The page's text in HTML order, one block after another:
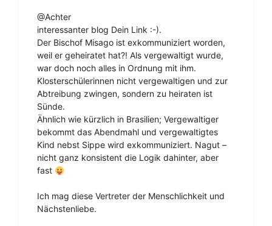
@Achter
interessanter blog Dein Link :-).
Der Bischof Misago ist exkommuniziert worden,
weil er geheiratet hat?! Als vergewaltigt wurde,
war doch noch alles in Ordnung mit ihm.
Klosterschülerinnen nicht vergewaltigen und zur
Abtreibung zwingen, sondern zu heiraten ist
Sünde.
Ähnlich wie kürzlich in Brasilien; Vergewaltiger
bekommt das Abendmahl und vergewaltigtes
Kind nebst Sippe wird exkommuniziert. Nagut –
nicht ganz konsistent die Logik dahinter, aber
fast
Ich mag diese Vertreter der Menschlichkeit und
Nächstenliebe.